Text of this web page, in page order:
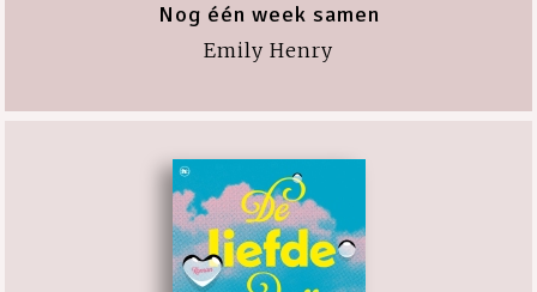
Nog één week samen
Emily Henry